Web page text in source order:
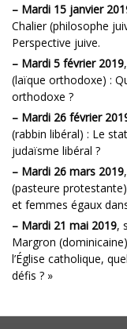
– Mardi 15 janvier
Chalier (philosophe
Perspective juive.
– Mardi 5 février 2019
(laïque orthodoxe) :
orthodoxe ?
– Mardi 26 février
(rabbin libéral) : Le
judaïsme libéral ?
– Mardi 26 mars 2019
(pasteure
et femmes égaux dans
– Mardi 21 mai 2019,
Margron
l’Église catholique,
défis ? »